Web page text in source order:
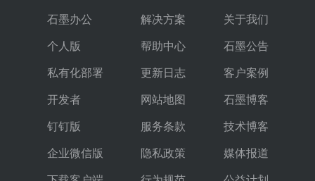
石墨办公
个人版
私有化部署
开发者
钉钉版
企业微信版
解决方案
帮助中心
更新日志
网站地图
服务条款
隐私政策
关于我们
石墨公告
客户案例
石墨博客
技术博客
媒体报道